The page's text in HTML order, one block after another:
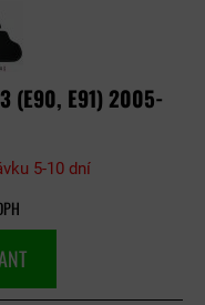
(E90, E91) 2005-
5-10 dní